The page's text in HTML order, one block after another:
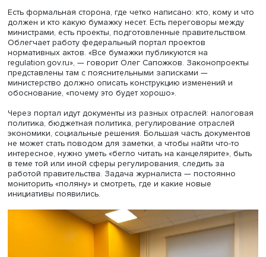
Отдел экономики газеты в первую очередь освещает
кабинета министров, а значит, ищет сюжеты, включая
конфликты и неожиданные повороты, внутри
Нынешний состав кабмина выступает
споры между ведомствами, которые нередко ложатся в
основу сюжетов, ушли из информационной повестки.
Белый дом позиционирует себя как единая сплоченная
команда, которая все спорные моменты решает на
заседаниях и не выносит их в публичную плоскость.
отдел экономики ищет другие инфоповоды, сюжеты,
факты, что достаточно сложно. Впрочем, любая
это прежде всего вызов, а справляться с вызовами —
профессии журналиста, уверен редактор.
Есть формальная сторона, где четко написано: кто,
должен и кто какую бумажку несет. Есть переговоры
министрами, есть проекты, подготовленные
нормативных актов. «Все бумажки публикуются на
regulation.gov.ru», — говорит Олег Сапожков.
представлены там с пояснительными записками —
министерство должно описать конструкцию изменений